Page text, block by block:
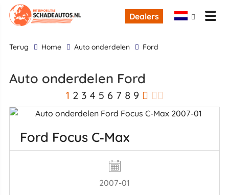
Dealers
terug Home Auto onderdelen Ford
Auto onderdelen Ford
1 2 3 4 5 6 7 8 9
Ford Focus C‑Max
2007-01